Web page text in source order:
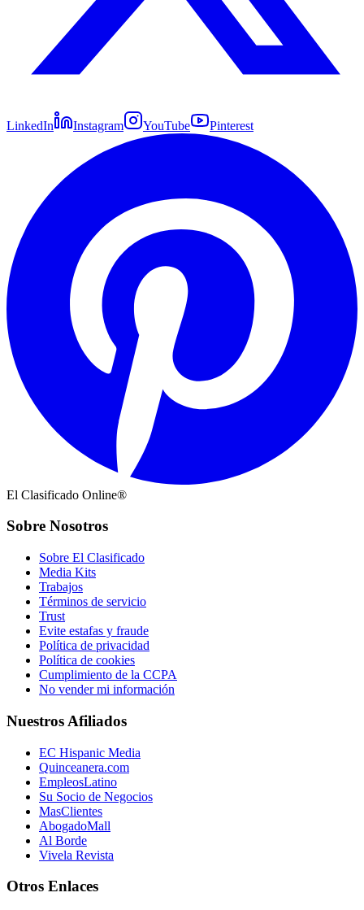
LinkedIn Instagram YouTube Pinterest
El Clasificado Online®
Sobre Nosotros
Sobre El Clasificado
Media Kits
Trabajos
Términos de servicio
Trust
Evite estafas y fraude
Política de privacidad
Política de cookies
Cumplimiento de la CCPA
No vender mi información
Nuestros Afiliados
EC Hispanic Media
Quinceanera.com
EmpleosLatino
Su Socio de Negocios
MasClientes
AbogadoMall
Al Borde
Vivela Revista
Otros Enlaces